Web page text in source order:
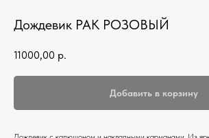
Дождевик РАК РОЗОВЫЙ
11000,00 р.
Добавить в корзину